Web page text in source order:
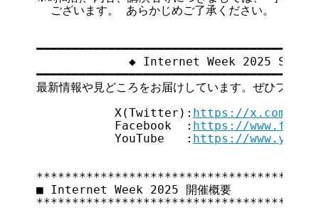
  ございます。 あらかじめご了承ください。
━━━━━━━━━━━━━━━━━━━━━━━━━━━━━━━━━━━
◆ Internet Week 2025 SNSフォ
━━━━━━━━━━━━━━━━━━━━━━━━━━━━━━━━━━━
最新情報や見どころをお届けしています。ぜひフォロ
           X(Twitter):
https://x.com/
           Facebook  :
https://
           YouTube   :
https://
■ Internet Week 2025 開催概要